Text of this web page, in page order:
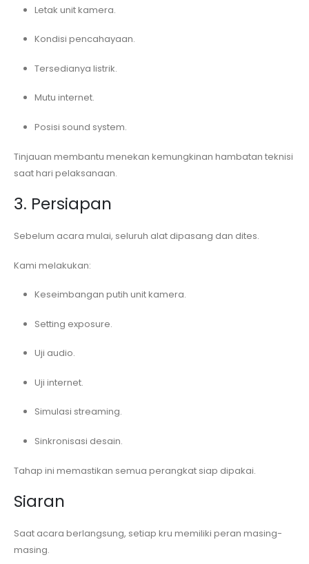
Letak unit kamera.
Kondisi pencahayaan.
Tersedianya listrik.
Mutu internet.
Posisi sound system.
Tinjauan membantu menekan kemungkinan hambatan teknisi
saat hari pelaksanaan.
3. Persiapan
Sebelum acara mulai, seluruh alat dipasang dan dites.
Kami melakukan:
Keseimbangan putih unit kamera.
Setting exposure.
Uji audio.
Uji internet.
Simulasi streaming.
Sinkronisasi desain.
Tahap ini memastikan semua perangkat siap dipakai.
Siaran
Saat acara berlangsung, setiap kru memiliki peran masing-
masing.